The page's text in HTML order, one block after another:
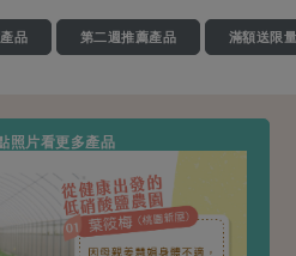
乳製品
合作聯合國
親子食育
品 第二週推薦產品 滿額送限
照片看更多產品